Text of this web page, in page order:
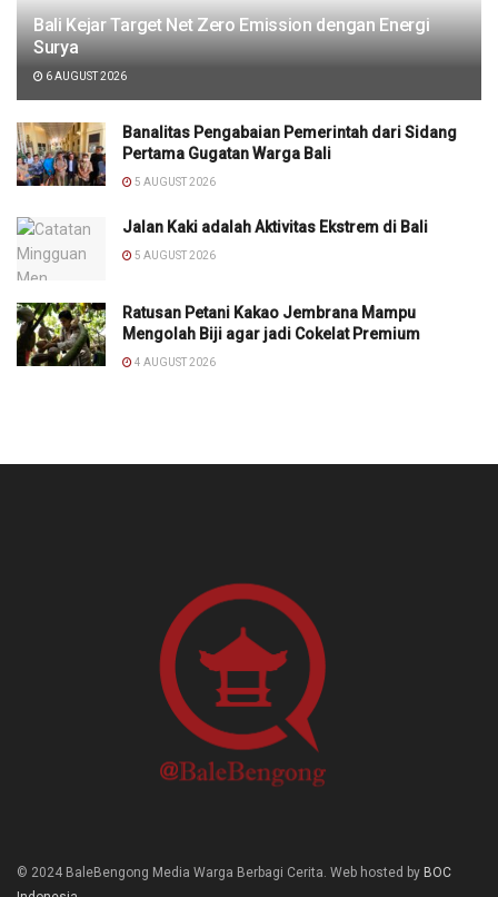
Bali Kejar Target Net Zero Emission dengan Energi
Surya
6 AUGUST 2026
Banalitas Pengabaian Pemerintah dari Sidang
Pertama Gugatan Warga Bali
5 AUGUST 2026
Jalan Kaki adalah Aktivitas Ekstrem di Bali
5 AUGUST 2026
Ratusan Petani Kakao Jembrana Mampu
Mengolah Biji agar jadi Cokelat Premium
4 AUGUST 2026
© 2024 BaleBengong Media Warga Berbagi Cerita. Web hosted by BOC